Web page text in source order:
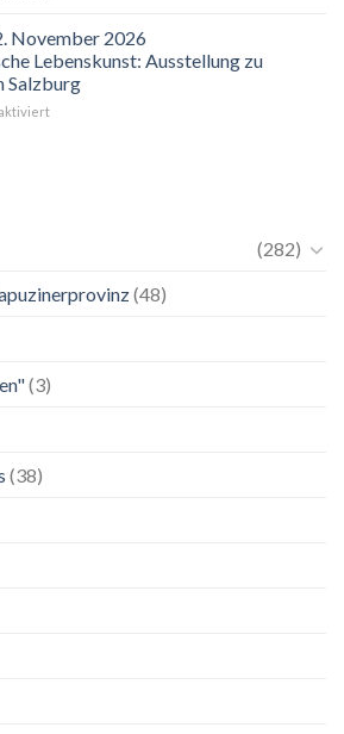
hilft
der
Blick
auf
Maria.
November 2026
Lebenskunst: Ausstellung zu
Salzburg
für
Ausstellung
(282)
(48)
(3)
(38)